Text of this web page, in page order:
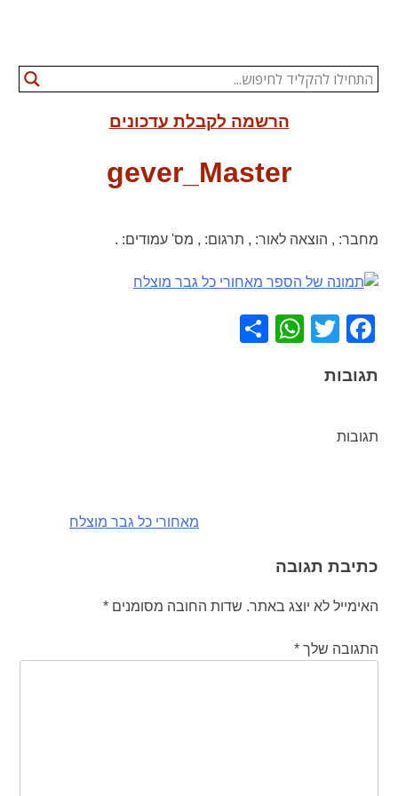
הרשמה לקבלת עדכונים
gever_Master
מחבר: , הוצאה לאור: , תרגום: , מס' עמודים: .
Facebook
Twitter
WhatsApp
תגובות
תגובות
מאחורי כל גבר מוצלח
כתיבת תגובה
האימייל לא יוצג באתר. שדות החובה מסומנים*
התגובה שלך*